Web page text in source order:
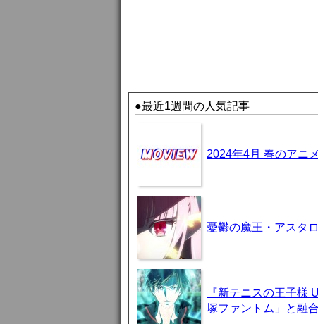
●最近1週間の人気記事
2024年4月 春のアニ
憂鬱の魔王・アスタ
『新テニスの王子様
塚ファントム」と融